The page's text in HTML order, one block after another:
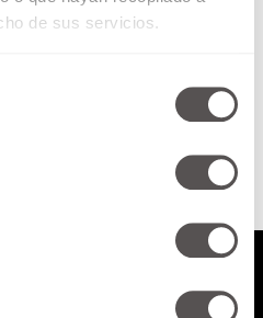
de sus servicios.
ciática, mala